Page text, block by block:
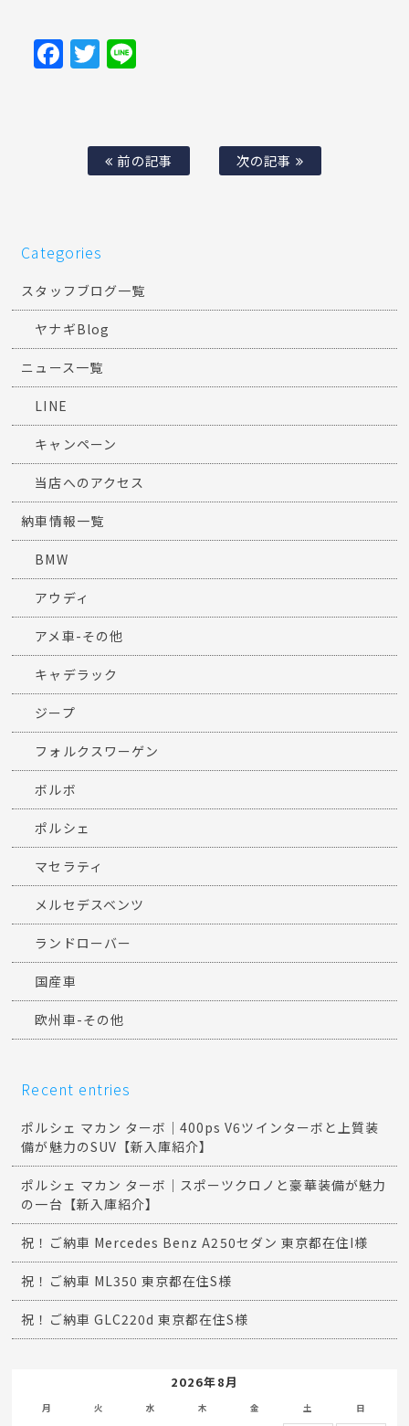
Facebook
Twitter
前の記事 次の記事
Categories
スタッフブログ一覧
ヤナギBlog
ニュース一覧
LINE
キャンペーン
当店へのアクセス
納車情報一覧
BMW
アウディ
アメ車-その他
キャデラック
ジープ
フォルクスワーゲン
ボルボ
ポルシェ
マセラティ
メルセデスベンツ
ランドローバー
国産車
欧州車-その他
Recent entries
ポルシェ マカン ターボ｜400ps V6ツインターボと上質装
備が魅力のSUV【新入庫紹介】
ポルシェ マカン ターボ｜スポーツクロノと豪華装備が魅力
の一台【新入庫紹介】
祝！ご納車 Mercedes Benz A250セダン 東京都在住I様
祝！ご納車 ML350 東京都在住S様
祝！ご納車 GLC220d 東京都在住S様
2026年8月
月 火 水 木 金 土 日